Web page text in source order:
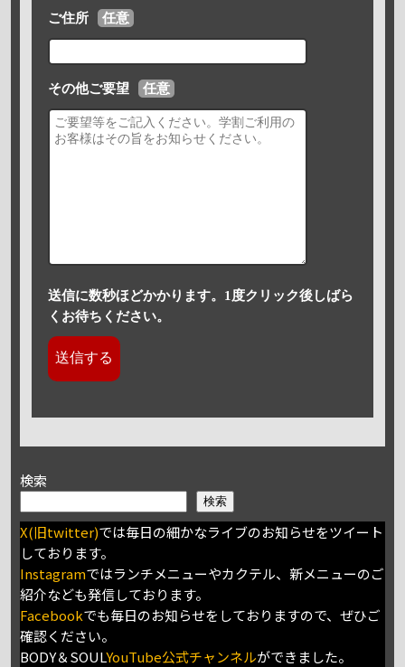
ご住所 任意
その他ご要望 任意
送信に数秒ほどかかります。1度クリック後しばら
くお待ちください。
検索
検索
X(旧twitter)では毎日の細かなライブのお知らせをツイート
しております。
Instagramではランチメニューやカクテル、新メニューのご
紹介なども発信しております。
Facebookでも毎日のお知らせをしておりますので、ぜひご
確認ください。
BODY＆SOULYouTube公式チャンネルができました。